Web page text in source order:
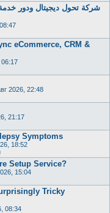
شركة تحول ديجيتال ودور
eCommerce, CRM &
06:17
2026, 22:48
21:17
Symptoms
18:52
Setup Service?
15:04
Tricky
08:34